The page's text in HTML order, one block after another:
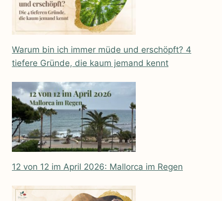
Warum bin ich immer müde und erschöpft? 4
tiefere Gründe, die kaum jemand kennt
12 von 12 im April 2026: Mallorca im Regen